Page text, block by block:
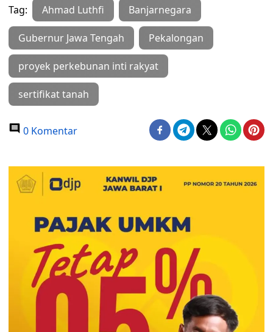
Tag: Ahmad Luthfi Banjarnegara
Gubernur Jawa Tengah Pekalongan
proyek perkebunan inti rakyat
sertifikat tanah
0 Komentar